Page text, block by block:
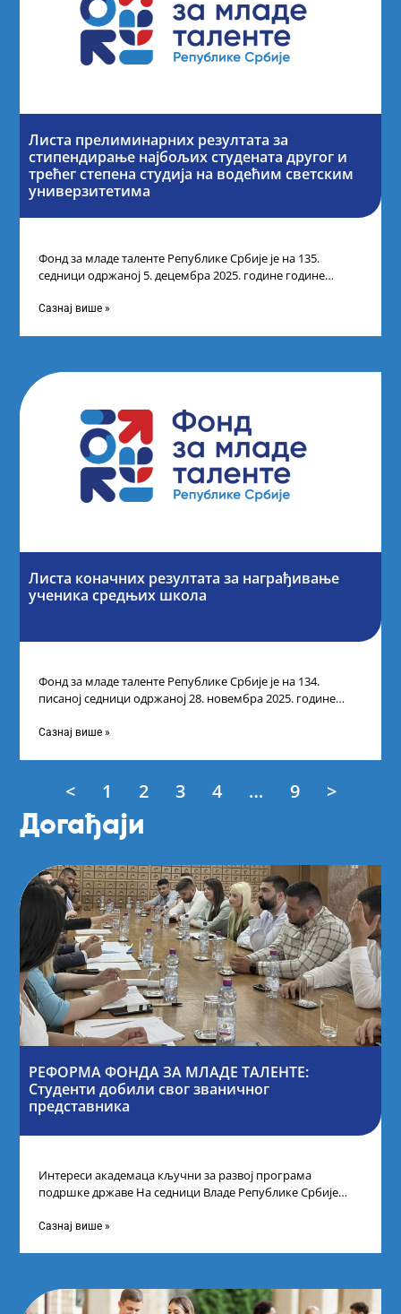
Листа прелиминарних резултата за
стипендирање најбољих студената другог и
трећег степена студија на водећим светским
универзитетима
Фонд за младе таленте Републике Србије је на 135.
седници одржаној 5. децембра 2025. године године
Сазнај више »
Листа коначних резултата за награђивање
ученика средњих школа
Фонд за младе таленте Републике Србије је на 134.
писаној седници одржаној 28. новембра 2025. године
Сазнај више »
< 1 2 3 4 … 9 >
Догађаји
РЕФОРМА ФОНДА ЗА МЛАДЕ ТАЛЕНТЕ:
Студенти добили свог званичног
представника
Интереси академаца кључни за развој програма
подршке државе На седници Владе Републике Србије
Сазнај више »